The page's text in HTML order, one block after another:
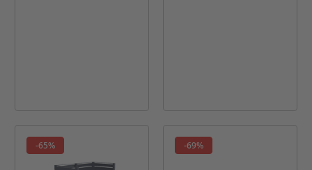
-65% -69%